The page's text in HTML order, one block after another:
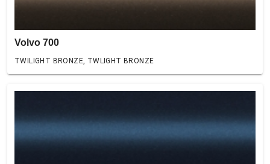
Volvo 700
TWILIGHT BRONZE, TWLIGHT BRONZE